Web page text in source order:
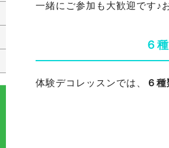
一緒にご参加も大歓迎です♪
６
体験デコレッスンでは、 ６